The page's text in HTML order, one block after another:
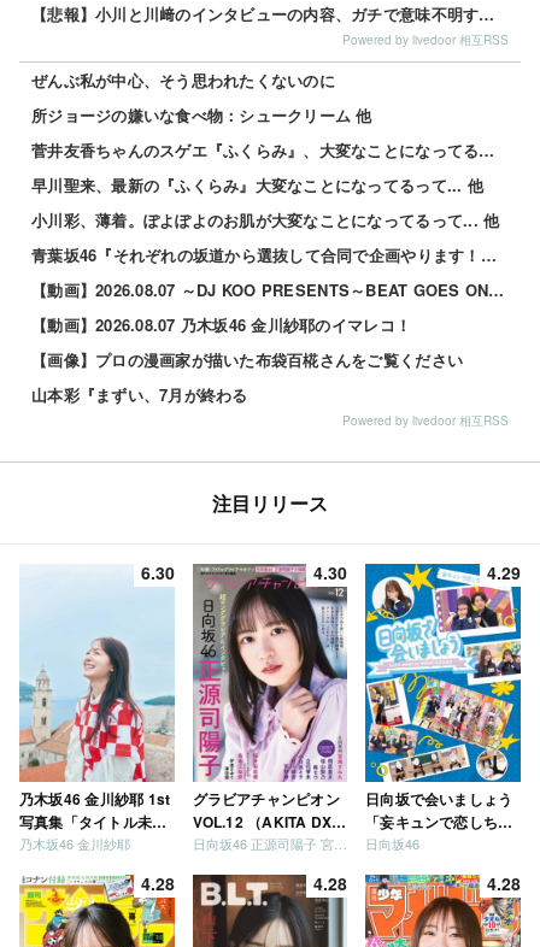
【悲報】小川と川﨑のインタビューの内容、ガチで意味不明すぎる
Powered by livedoor 相互RSS
ぜんぶ私が中心、そう思われたくないのに
所ジョージの嫌いな食べ物：シュークリーム 他
菅井友香ちゃんのスゲエ『ふくらみ』、大変なことになってるって... 他
早川聖来、最新の『ふくらみ』大変なことになってるって... 他
小川彩、薄着。ぽよぽよのお肌が大変なことになってるって... 他
青葉坂46『それぞれの坂道から選抜して合同で企画やります！』←これが最悪だよな 他
【動画】2026.08.07 ～DJ KOO PRESENTS～BEAT GOES ON 【鈴木佑捺 (乃木坂46)】
【動画】2026.08.07 乃木坂46 金川紗耶のイマレコ！
【画像】プロの漫画家が描いた布袋百椛さんをご覧ください
山本彩『まずい、7月が終わる
Powered by livedoor 相互RSS
注目リリース
6.30
乃木坂46 金川紗耶 1st
写真集「タイトル未
定」
乃木坂46 金川紗耶
4.30
グラビアチャンピオン
VOL.12 （AKITA DXシ
リーズ）
日向坂46 正源司陽子 宮地すみれ
4.29
日向坂で会いましょう
「妄キュンで恋しちゃ
いましょう」「どっち
う」「ご褒美でロケし
ましょう」「フレンド
リーになりましょう」
日向坂46
4.28 4.28 4.28